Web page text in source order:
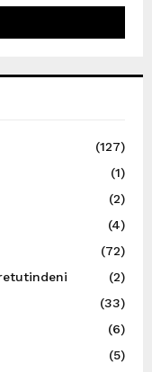
(127)
(1)
(2)
(4)
(72)
(2)
(33)
(6)
(5)